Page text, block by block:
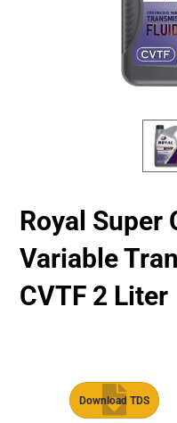
Royal Super
Variable
CVTF 2 Liter
Download TDS